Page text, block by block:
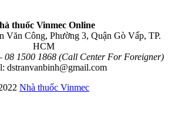
thuốc Vinmec Online
Văn Công, Phường 3, Quận Gò Vấp, TP.
HCM
08 1500 1868 (Call Center For Foreigner)
dstranvanbinh@gmail.com
Nhà thuốc Vinmec